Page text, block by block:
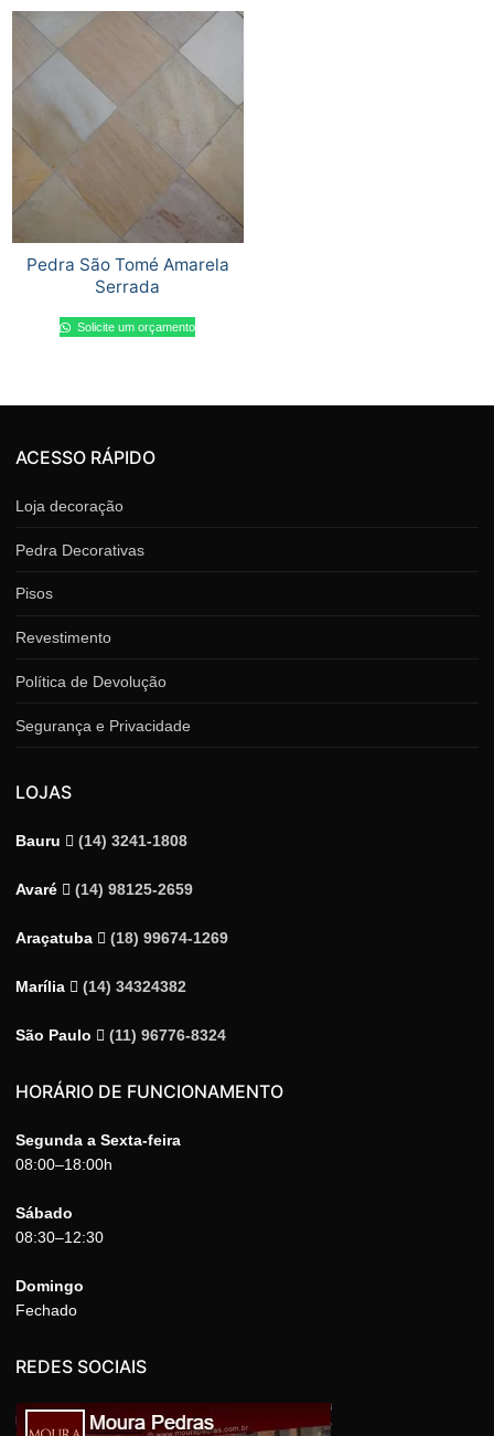
Pedra São Tomé Amarela
Serrada
Solicite um orçamento
ACESSO RÁPIDO
Loja decoração
Pedra Decorativas
Pisos
Revestimento
Política de Devolução
Segurança e Privacidade
LOJAS
Bauru (14) 3241-1808
Avaré (14) 98125-2659
Araçatuba (18) 99674-1269
Marília (14) 34324382
São Paulo (11) 96776-8324
HORÁRIO DE FUNCIONAMENTO
Segunda a Sexta-feira
08:00–18:00h
Sábado
08:30–12:30
Domingo
Fechado
REDES SOCIAIS